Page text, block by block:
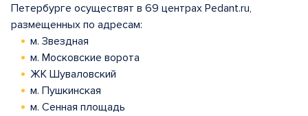
Петербурге осуществят в 69 центрах Pedant.ru,
размещенных по адресам:
м. Звездная
м. Московские ворота
ЖК Шуваловский
м. Пушкинская
м. Сенная площадь